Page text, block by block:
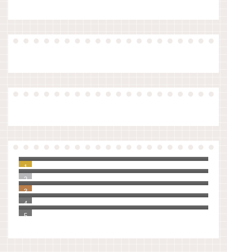
に決めました。
知らなかった！教員の夏季休暇の理由は３
つしかない。
【ゼロ秒思考】自分を大切に思えるように
なる100の質問
「Evernote」から「UpNote」へ20年分の
手帳とノートを移行してわかったこと